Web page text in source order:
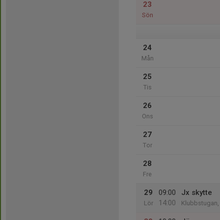
23
Sön
24
Mån
25
Tis
26
Ons
27
Tor
28
Fre
29
Lör
09:00
14:00
Jx skytte